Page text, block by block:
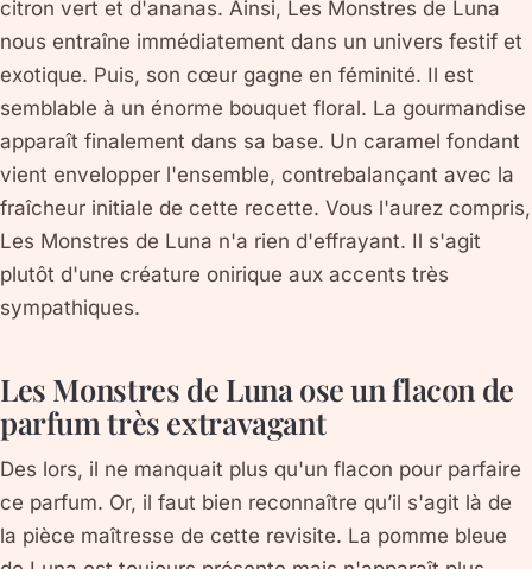
citron vert et d'ananas. Ainsi, Les Monstres de Luna
nous entraîne immédiatement dans un univers festif et
exotique. Puis, son cœur gagne en féminité. Il est
semblable à un énorme bouquet floral. La gourmandise
apparaît finalement dans sa base. Un caramel fondant
vient envelopper l'ensemble, contrebalançant avec la
fraîcheur initiale de cette recette. Vous l'aurez compris,
Les Monstres de Luna n'a rien d'effrayant. Il s'agit
plutôt d'une créature onirique aux accents très
sympathiques.
Les Monstres de Luna ose un flacon de
parfum très extravagant
Des lors, il ne manquait plus qu'un flacon pour parfaire
ce parfum. Or, il faut bien reconnaître qu’il s'agit là de
la pièce maîtresse de cette revisite. La pomme bleue